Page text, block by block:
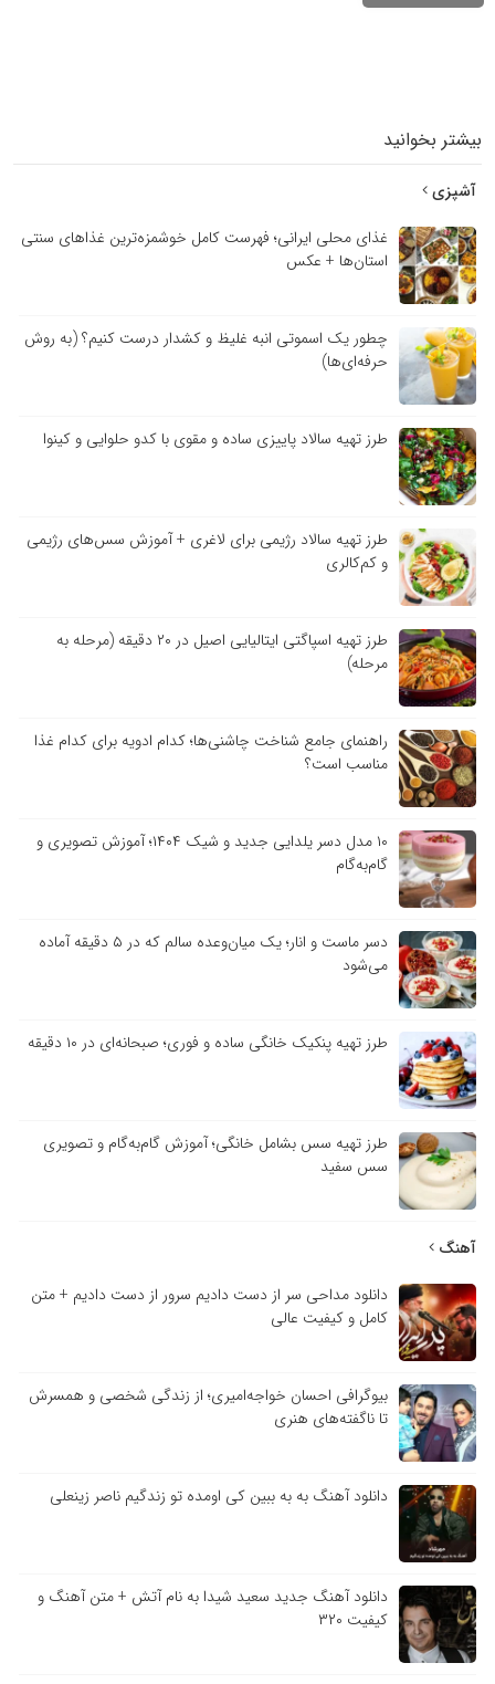
بیشتر بخوانید
آشپزی
غذای محلی ایرانی؛ فهرست کامل خوشمزه‌ترین غذاهای سنتی
استان‌ها + عکس
چطور یک اسموتی انبه غلیظ و کشدار درست کنیم؟ (به روش
حرفه‌ای‌ها)
طرز تهیه سالاد پاییزی ساده و مقوی با کدو حلوایی و کینوا
طرز تهیه سالاد رژیمی برای لاغری + آموزش سس‌های رژیمی
و کم‌کالری
طرز تهیه اسپاگتی ایتالیایی اصیل در ۲۰ دقیقه (مرحله به
مرحله)
راهنمای جامع شناخت چاشنی‌ها؛ کدام ادویه برای کدام غذا
مناسب است؟
۱۰ مدل دسر یلدایی جدید و شیک ۱۴۰۴؛ آموزش تصویری و
گام‌به‌گام
دسر ماست و انار؛ یک میان‌وعده سالم که در ۵ دقیقه آماده
می‌شود
طرز تهیه پنکیک خانگی ساده و فوری؛ صبحانه‌ای در ۱۰ دقیقه
طرز تهیه سس بشامل خانگی؛ آموزش گام‌به‌گام و تصویری
سس سفید
آهنگ
دانلود مداحی سر از دست دادیم سرور از دست دادیم + متن
کامل و کیفیت عالی
بیوگرافی احسان خواجه‌امیری؛ از زندگی شخصی و همسرش
تا ناگفته‌های هنری
دانلود آهنگ به به ببین کی اومده تو زندگیم ناصر زینعلی
دانلود آهنگ جدید سعید شیدا به نام آتش + متن آهنگ و
کیفیت ۳۲۰